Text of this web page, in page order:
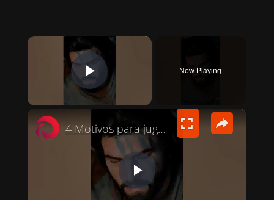
×
PLAY VIDEO
Now Playing
×
P
4 Motivos para jugar a Crimson Desert ¿Vale la pena? #gaming